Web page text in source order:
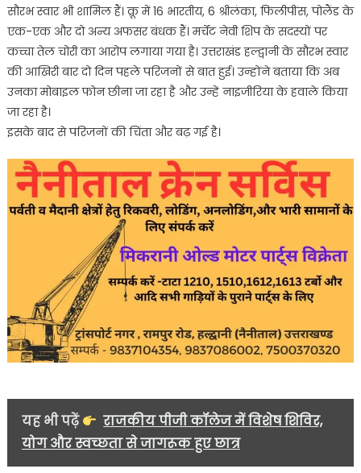
सौरभ स्वार भी शामिल हैं। क्रू में 16 भारतीय, 6 श्रीलंका, फिलीपींस, पोलैंड के
एक-एक और दो अन्य अफसर बंधक हैं। मर्चेंट नेवी शिप के सदस्यों पर
कच्चा तेल चोरी का आरोप लगाया गया है। उत्तराखंड हल्द्वानी के सौरभ स्वार
की आखिरी बार दो दिन पहले परिजनों से बात हुई। उन्होंने बताया कि अब
उनका मोबाइल फोन छीना जा रहा है और उन्हें नाइजीरिया के हवाले किया
जा रहा है।
इसके बाद से परिजनों की चिंता और बढ़ गई है।
यह भी पढ़ें
राजकीय पीजी कॉलेज में विशेष शिविर,
योग और स्वच्छता से जागरूक हुए छात्र